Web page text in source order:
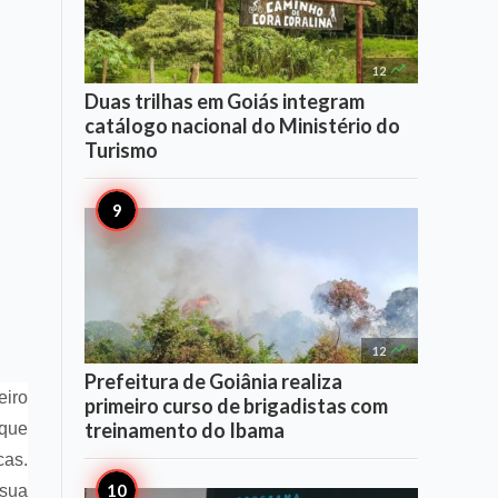
12 
Duas trilhas em Goiás integram
catálogo nacional do Ministério do
Turismo
12 
Prefeitura de Goiânia realiza
primeiro curso de brigadistas com
treinamento do Ibama